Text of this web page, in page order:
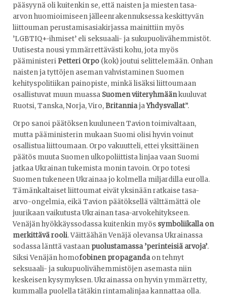
pääsyynä oli kuitenkin se, että naisten ja miesten tasa-
arvon huomioimiseen jälleenrakennuksessa keskittyvän
liittouman perustamisasiakirjassa mainittiin myös
’LGBTIQ+-ihmiset’ eli seksuaali- ja sukupuolivähemmistöt.
Uutisesta nousi ymmärrettävästi kohu, jota myös
pääministeri Petteri Orpo (kok) joutui selittelemään. Onhan
naisten ja tyttöjen aseman vahvistaminen Suomen
kehityspolitiikan painopiste, minkä lisäksi liittoumaan
osallistuvat muun muassa Suomen viiteryhmäänkuuluvat
Ruotsi, Tanska, Norja, Viro, BritanniajaYhdysvallat”.
Orpo sanoi päätöksen kuuluneen Tavion toimivaltaan,
mutta pääministerin mukaan Suomi olisi hyvin voinut
osallistua liittoumaan. Orpo vakuutteli, ettei yksittäinen
päätös muuta Suomen ulkopoliittista linjaa vaan Suomi
jatkaa Ukrainan tukemista monin tavoin. Orpo totesi
Suomen tukeneen Ukrainaa jo kolmella miljardilla eurolla.
Tämänkaltaiset liittoumat eivät yksinään ratkaise tasa-
arvo-ongelmia, eikä Tavion päätöksellä välttämättä ole
juurikaan vaikutusta Ukrainan tasa-arvokehitykseen.
Venäjän hyökkäyssodassa kuitenkin myös symboliikalla on
merkittävä rooli. Väittäähän Venäjä olevansa Ukrainassa
sodassa länttä vastaan puolustamassa ’perinteisiä arvoja’.
Siksi Venäjän homofobinen propagandaon tehnyt
seksuaali- ja sukupuolivähemmistöjen asemasta niin
keskeisen kysymyksen. Ukrainassa on hyvin ymmärretty,
kummalla puolella tätäkin rintamalinjaa kannattaa olla.